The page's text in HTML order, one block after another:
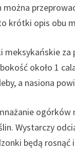
krótki opis obu
meksykańskie
około 1
a nasiona
ogórków
Wystarczy
będą